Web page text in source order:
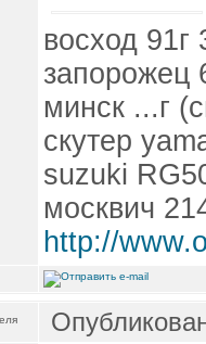
восход 91г
запорожец
минск ...г
скутер
suzuki
москвич
http://